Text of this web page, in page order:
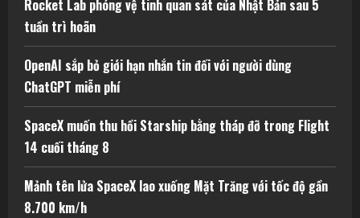
Rocket Lab phóng vệ tinh quan sát của Nhật Bản sau 5
tuần trì hoãn
OpenAI sắp bỏ giới hạn nhắn tin đối với người dùng
ChatGPT miễn phí
SpaceX muốn thu hồi Starship bằng tháp đỡ trong Flight
14 cuối tháng 8
Mảnh tên lửa SpaceX lao xuống Mặt Trăng với tốc độ gần
8.700 km/h